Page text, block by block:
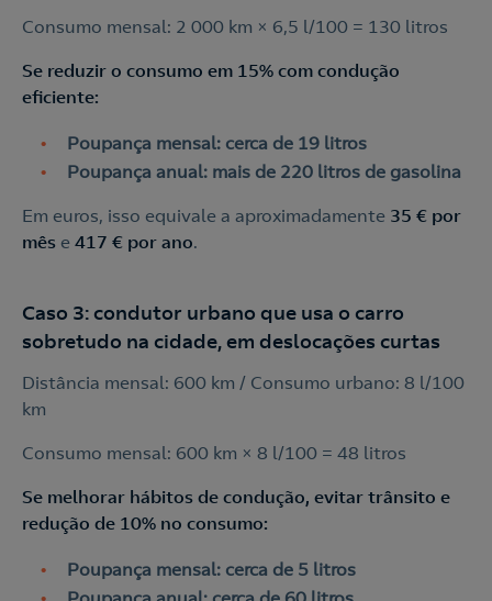
Consumo mensal: 2 000 km × 6,5 l/100 = 130 litros
Se reduzir o consumo em 15% com condução
eficiente:
Poupança mensal: cerca de 19 litros
Poupança anual: mais de 220 litros de gasolina
Em euros, isso equivale a aproximadamente 35 € por
mês e 417 € por ano.
Caso 3: condutor urbano que usa o carro
sobretudo na cidade, em deslocações curtas
Distância mensal: 600 km / Consumo urbano: 8 l/100
km
Consumo mensal: 600 km × 8 l/100 = 48 litros
Se melhorar hábitos de condução, evitar trânsito e
redução de 10% no consumo:
Poupança mensal: cerca de 5 litros